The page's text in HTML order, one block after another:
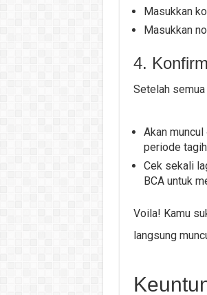
Masukkan
Masukkan
4.
Setelah
Akan
periode
Cek sekali
BCA untuk
Voila! Kamu
langsung